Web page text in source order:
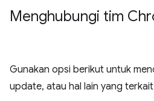
Menghubungi tim
Gunakan opsi berikut untuk
update, atau hal lain yang